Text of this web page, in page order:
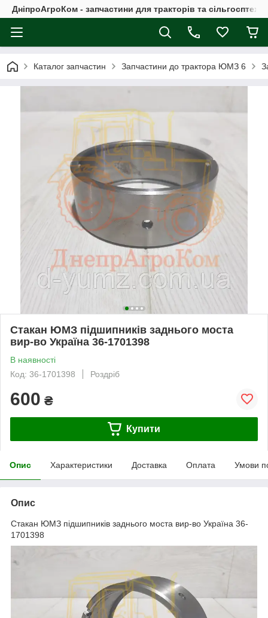
ДніпроАгроКом - запчастини для тракторів та
Каталог запчастин Запчастини до трактора ЮМЗ 6
Стакан ЮМЗ підшипників заднього моста
вир-во Україна 36-1701398
В наявності
Код: 36-1701398
Роздріб
600 ₴
Купити
Опис Характеристики Доставка Оплата Умови
Опис
Стакан ЮМЗ підшипників заднього моста вир-во Україна 36-
1701398